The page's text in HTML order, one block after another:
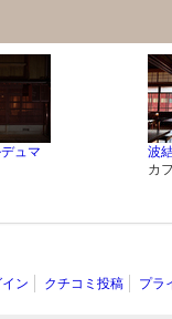
ュマ
波
カ
イン クチコミ投稿 プラ